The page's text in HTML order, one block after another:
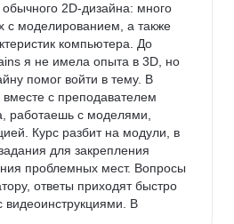
2D-дизайна: много
с моделированием, а также
компьютера. До
я не имела опыта в 3D, но
помог войти в тему. В
с преподавателем
работаешь с моделями,
Курс разбит на модули, в
для закрепления
проблемных мест. Вопросы
ответы приходят быстро
видеоинструкциями. В